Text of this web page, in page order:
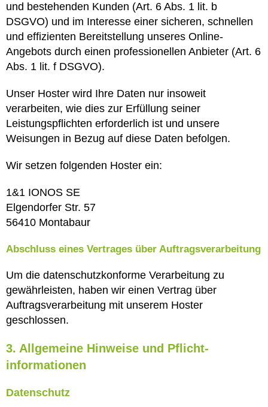
und bestehenden Kunden (Art. 6 Abs. 1 lit. b
DSGVO) und im Interesse einer sicheren, schnellen
und effizienten Bereitstellung unseres Online-
Angebots durch einen professionellen Anbieter (Art. 6
Abs. 1 lit. f DSGVO).
Unser Hoster wird Ihre Daten nur insoweit
verarbeiten, wie dies zur Erfüllung seiner
Leistungspflichten erforderlich ist und unsere
Weisungen in Bezug auf diese Daten befolgen.
Wir setzen folgenden Hoster ein:
1&1 IONOS SE
Elgendorfer Str. 57
56410 Montabaur
Abschluss eines Vertrages über Auftragsverarbeitung
Um die datenschutzkonforme Verarbeitung zu
gewährleisten, haben wir einen Vertrag über
Auftragsverarbeitung mit unserem Hoster
geschlossen.
3. Allgemeine Hinweise und Pflicht­
informationen
Datenschutz